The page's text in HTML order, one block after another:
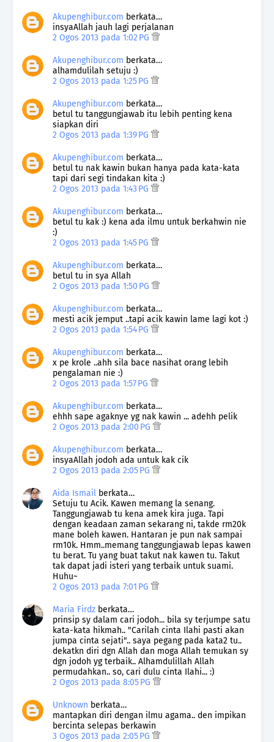
Akupenghibur.com berkata…
insyaAllah jauh lagi perjalanan
2 Ogos 2013 pada 1:02 PG
Akupenghibur.com berkata…
alhamdulilah setuju :)
2 Ogos 2013 pada 1:25 PG
Akupenghibur.com berkata…
betul tu tanggungjawab itu lebih penting kena
siapkan diri
2 Ogos 2013 pada 1:39 PG
Akupenghibur.com berkata…
betul tu nak kawin bukan hanya pada kata-kata
tapi dari segi tindakan kita :)
2 Ogos 2013 pada 1:43 PG
Akupenghibur.com berkata…
betul tu kak :) kena ada ilmu untuk berkahwin nie
:)
2 Ogos 2013 pada 1:45 PG
Akupenghibur.com berkata…
betul tu in sya Allah
2 Ogos 2013 pada 1:50 PG
Akupenghibur.com berkata…
mesti acik jemput ..tapi acik kawin lame lagi kot :)
2 Ogos 2013 pada 1:54 PG
Akupenghibur.com berkata…
x pe krole ..ahh sila bace nasihat orang lebih
pengalaman nie :)
2 Ogos 2013 pada 1:57 PG
Akupenghibur.com berkata…
ehhh sape agaknye yg nak kawin ... adehh pelik
2 Ogos 2013 pada 2:00 PG
Akupenghibur.com berkata…
insyaAllah jodoh ada untuk kak cik
2 Ogos 2013 pada 2:05 PG
Aida Ismail berkata…
Setuju tu Acik. Kawen memang la senang.
Tanggungjawab tu kena amek kira juga. Tapi
dengan keadaan zaman sekarang ni, takde rm20k
mane boleh kawen. Hantaran je pun nak sampai
rm10k. Hmm..memang tanggungjawab lepas kawen
tu berat. Tu yang buat takut nak kawen tu. Takut
tak dapat jadi isteri yang terbaik untuk suami.
Huhu~
2 Ogos 2013 pada 7:01 PG
Maria Firdz berkata…
prinsip sy dalam cari jodoh... bila sy terjumpe satu
kata-kata hikmah.. "Carilah cinta Ilahi pasti akan
jumpa cinta sejati".. saya pegang pada kata2 tu..
dekatkn diri dgn Allah dan moga Allah temukan sy
dgn jodoh yg terbaik.. Alhamdulillah Allah
permudahkan.. so, cari dulu cinta Ilahi... :)
2 Ogos 2013 pada 8:05 PG
Unknown berkata…
mantapkan diri dengan ilmu agama.. den impikan
bercinta selepas berkawin
3 Ogos 2013 pada 2:05 PG